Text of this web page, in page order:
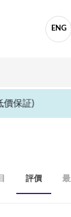
ENG
保証)
評價